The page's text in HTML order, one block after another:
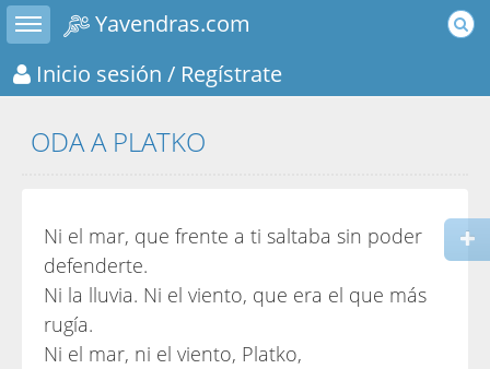
Toggle sidebar
Yavendras.com
Inicio sesión / Regístrate
ODA A PLATKO
Ni el mar, que frente a ti saltaba sin poder
defenderte.
Ni la lluvia. Ni el viento, que era el que más
rugía.
Ni el mar, ni el viento, Platko,